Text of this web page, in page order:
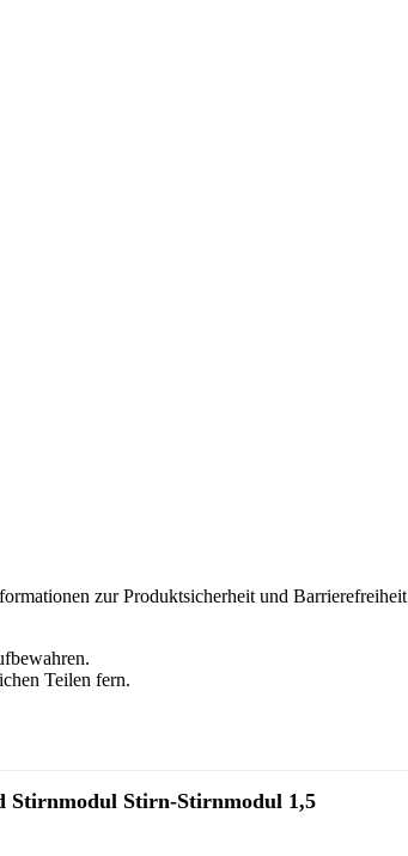
zur Produktsicherheit und Barrierefreiheit
Teilen fern.
Stirnmodul Stirn-Stirnmodul 1,5